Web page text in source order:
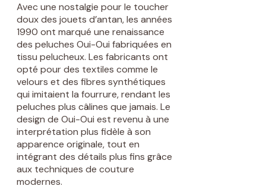
Avec une nostalgie pour le toucher
doux des jouets d’antan, les années
1990 ont marqué une renaissance
des peluches Oui-Oui fabriquées en
tissu pelucheux. Les fabricants ont
opté pour des textiles comme le
velours et des fibres synthétiques
qui imitaient la fourrure, rendant les
peluches plus câlines que jamais. Le
design de Oui-Oui est revenu à une
interprétation plus fidèle à son
apparence originale, tout en
intégrant des détails plus fins grâce
aux techniques de couture
modernes.